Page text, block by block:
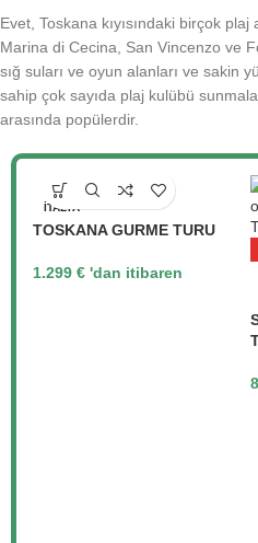
Evet, Toskana kıyısındaki birçok
Marina di Cecina, San Vincenzo ve
sığ suları ve oyun alanları ve sakin
sahip çok sayıda plaj kulübü
arasında popülerdir.
İTALYA
TOSKANA GURME TURU
1.299 € 'dan itibaren